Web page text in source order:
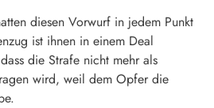
diesen Vorwurf in jedem Punkt
ist ihnen in einem Deal
die Strafe nicht mehr als
wird, weil dem Opfer die